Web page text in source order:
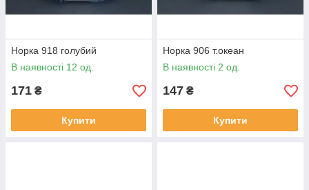
Норка 918 голубий
В наявності 12 од.
171 ₴
Купити
Норка 906 т.океан
В наявності 2 од.
147 ₴
Купити